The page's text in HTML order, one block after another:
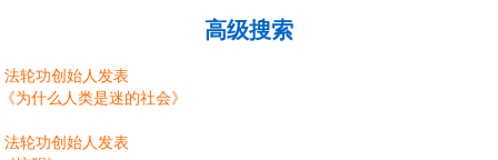
高级搜索
法轮功创始人发表
《为什么人类是迷的社会》
法轮功创始人发表